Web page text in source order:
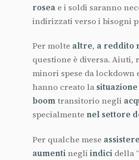
roseae i soldi saranno
indirizzati verso i bisogni
Per molte altre, a reddito
questione è diversa. Aiuti,
minori spese da lockdown
hanno creato la situazione
boomtransitorio negli
specialmente nel settore
Per qualche mese
aumentinegli indicidella